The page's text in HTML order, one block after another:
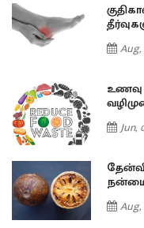
Aug,
உணவு
Jun,
Aug,